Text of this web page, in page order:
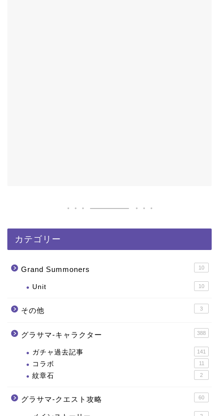
カテゴリー
Grand Summoners 10
Unit 10
その他 3
グラサマ-キャラクター 388
ガチャ過去記事 141
コラボ 11
紋章石 2
グラサマ-クエスト攻略 60